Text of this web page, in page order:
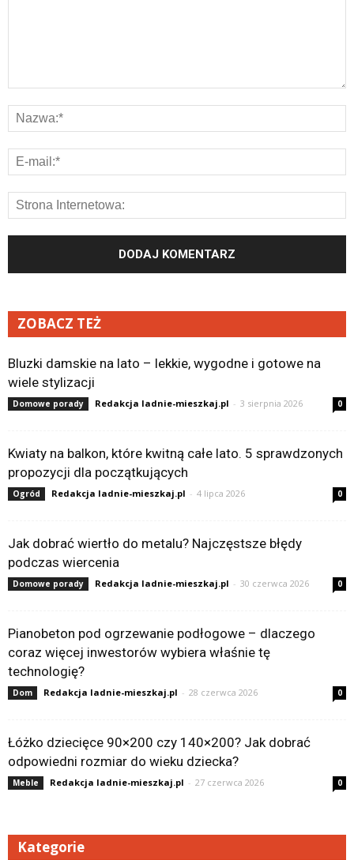
ZOBACZ TEŻ
Bluzki damskie na lato – lekkie, wygodne i gotowe na
wiele stylizacji
Domowe porady Redakcja ladnie-mieszkaj.pl - 3 sierpnia 2026 0
Kwiaty na balkon, które kwitną całe lato. 5 sprawdzonych
propozycji dla początkujących
Ogród Redakcja ladnie-mieszkaj.pl - 4 lipca 2026 0
Jak dobrać wiertło do metalu? Najczęstsze błędy
podczas wiercenia
Domowe porady Redakcja ladnie-mieszkaj.pl - 30 czerwca 2026 0
Pianobeton pod ogrzewanie podłogowe – dlaczego
coraz więcej inwestorów wybiera właśnie tę
technologię?
Dom Redakcja ladnie-mieszkaj.pl - 28 czerwca 2026 0
Łóżko dziecięce 90×200 czy 140×200? Jak dobrać
odpowiedni rozmiar do wieku dziecka?
Meble Redakcja ladnie-mieszkaj.pl - 27 czerwca 2026 0
Kategorie